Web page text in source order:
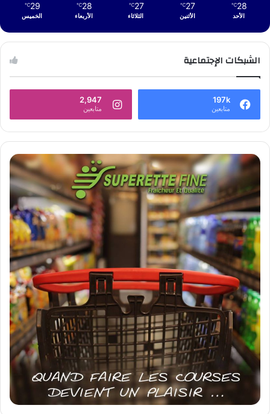
28
℃
الأحد
27
℃
الأثنين
27
℃
الثلاثاء
28
℃
الأربعاء
29
℃
الخميس
الشبكات الإجتماعية
197k
متابعين
2,947
متابعين